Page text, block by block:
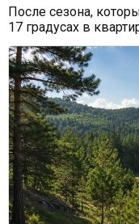
После сезона,
17 градусах в